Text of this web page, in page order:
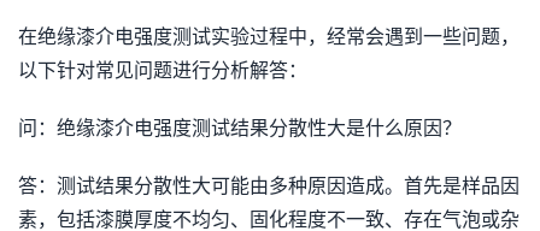
在绝缘漆介电强度测试实验过程中，经常会遇到一些问题，
以下针对常见问题进行分析解答：
问：绝缘漆介电强度测试结果分散性大是什么原因？
答：测试结果分散性大可能由多种原因造成。首先是样品因
素，包括漆膜厚度不均匀、固化程度不一致、存在气泡或杂